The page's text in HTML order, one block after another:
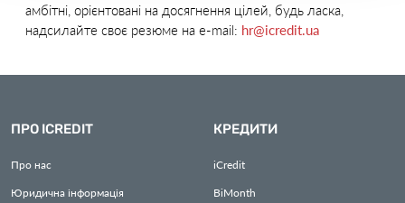
амбітні, орієнтовані на досягнення цілей, будь ласка,
надсилайте своє резюме на e-mail: hr@icredit.ua
ПРО ICREDIT
Про нас
Юридична інформація
КРЕДИТИ
iCredit
BiMonth